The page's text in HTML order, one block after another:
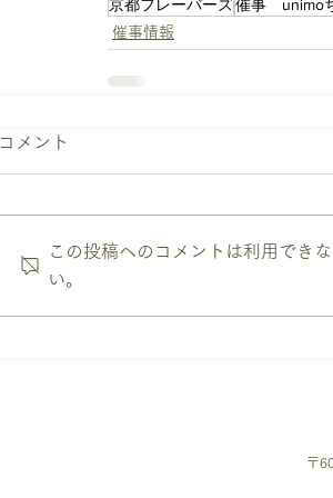
京都フレーバーズ催事 unimo
催事情報
コメント
この投稿へのコメントは利用でき
い。
〒